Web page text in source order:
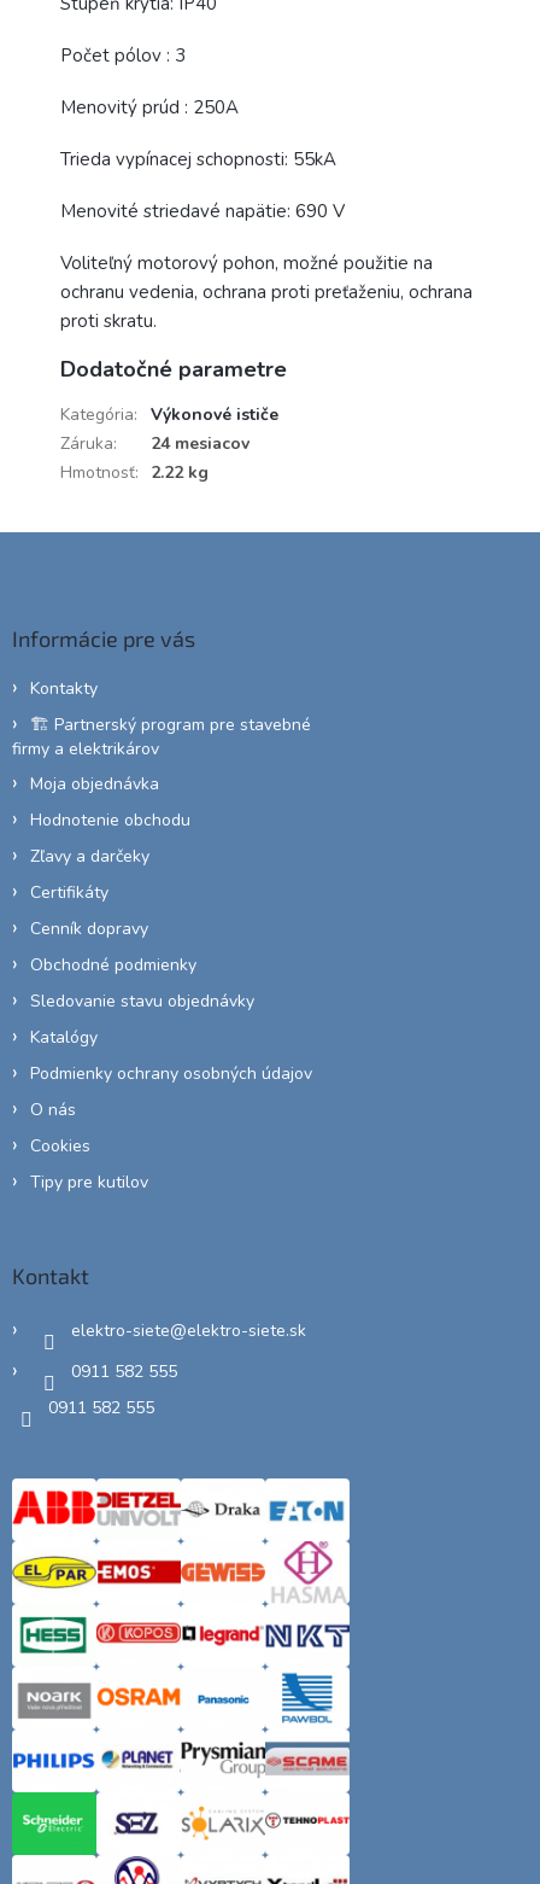
Počet pólov : 3
Menovitý prúd : 250A
Trieda vypínacej schopnosti: 55kA
Menovité striedavé napätie: 690 V
Voliteľný motorový pohon, možné použitie na
ochranu vedenia, ochrana proti preťaženiu, ochrana
proti skratu.
Dodatočné parametre
Kategória:
Výkonové ističe
Záruka:
24 mesiacov
Hmotnosť: 2.22 kg
Informácie pre vás
Kontakty
🏗️ Partnerský program pre stavebné
firmy a elektrikárov
Moja objednávka
Hodnotenie obchodu
Zľavy a darčeky
Certifikáty
Cenník dopravy
Obchodné podmienky
Sledovanie stavu objednávky
Katalógy
Podmienky ochrany osobných údajov
O nás
Cookies
Tipy pre kutilov
Kontakt
elektro-siete@elektro-siete.sk
0911 582 555
0911 582 555